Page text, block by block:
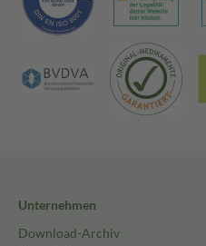
Unternehmen
Download-Archiv